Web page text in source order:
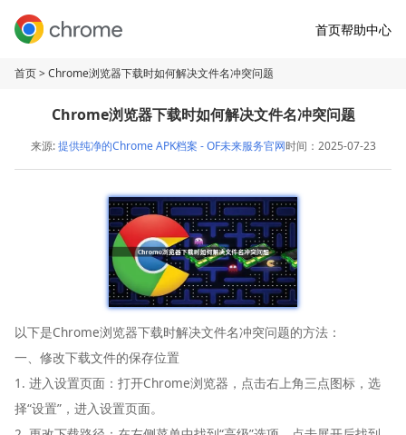
首页帮助中心
首页> Chrome浏览器下载时如何解决文件名冲突问题
Chrome浏览器下载时如何解决文件名冲突问题
来源:提供纯净的Chrome APK档案 - OF未来服务官网时间：2025-07-23
以下是Chrome浏览器下载时解决文件名冲突问题的方法：
一、修改下载文件的保存位置
1. 进入设置页面：打开Chrome浏览器，点击右上角三点图标，选
择“设置”，进入设置页面。